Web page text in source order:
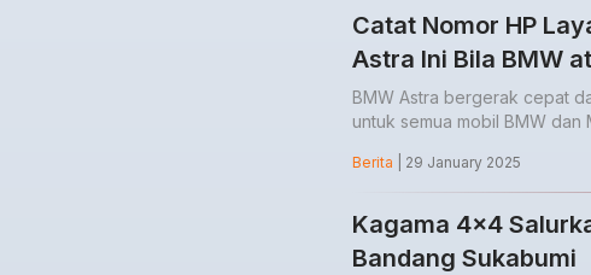
Catat Nomor HP
Astra Ini Bila BMW
BMW Astra bergerak cepat
untuk semua mobil BMW dan
Berita | 29 January 2025
Kagama 4x4
Bandang Sukabumi